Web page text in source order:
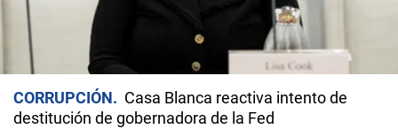
CORRUPCIÓN
Casa Blanca reactiva intento de
destitución de gobernadora de la Fed